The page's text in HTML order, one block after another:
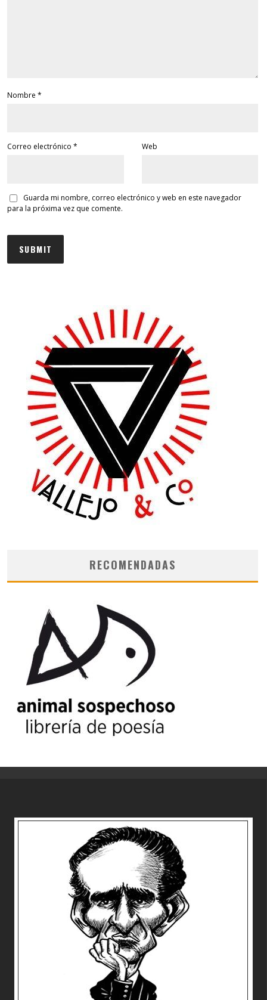
Nombre *
Correo electrónico * Web
Guarda mi nombre, correo electrónico y web en este navegador
para la próxima vez que comente.
RECOMENDADAS